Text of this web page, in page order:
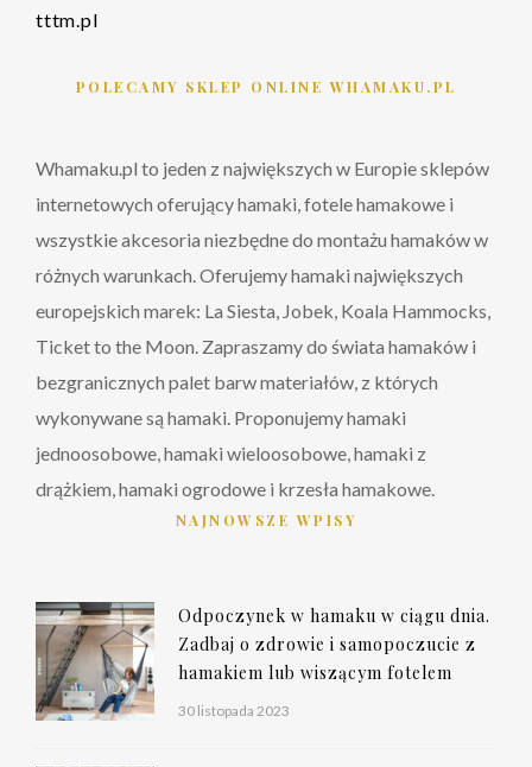
tttm.pl
POLECAMY SKLEP ONLINE WHAMAKU.PL
Whamaku.pl to jeden z największych w Europie sklepów
internetowych oferujący hamaki, fotele hamakowe i
wszystkie akcesoria niezbędne do montażu hamaków w
różnych warunkach. Oferujemy hamaki największych
europejskich marek: La Siesta, Jobek, Koala Hammocks,
Ticket to the Moon. Zapraszamy do świata hamaków i
bezgranicznych palet barw materiałów, z których
wykonywane są hamaki. Proponujemy hamaki
jednoosobowe, hamaki wieloosobowe, hamaki z
drążkiem, hamaki ogrodowe i krzesła hamakowe.
NAJNOWSZE WPISY
Odpoczynek w hamaku w ciągu dnia.
Zadbaj o zdrowie i samopoczucie z
hamakiem lub wiszącym fotelem
30 listopada 2023